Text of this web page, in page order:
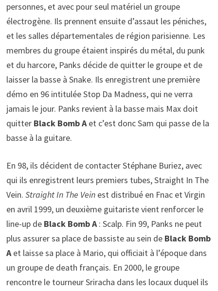
personnes, et avec pour seul matériel un groupe
électrogène. Ils prennent ensuite d’assaut les péniches,
et les salles départementales de région parisienne. Les
membres du groupe étaient inspirés du métal, du punk
et du harcore, Panks décide de quitter le groupe et de
laisser la basse à Snake. Ils enregistrent une première
démo en 96 intitulée Stop Da Madness, qui ne verra
jamais le jour. Panks revient à la basse mais Max doit
quitter Black Bomb Aet c’est donc Sam qui passe de la
basse à la guitare.
En 98, ils décident de contacter Stéphane Buriez, avec
qui ils enregistrent leurs premiers tubes, Straight In The
Vein. Straight In The Veinest distribué en Fnac et Virgin
en avril 1999, un deuxième guitariste vient renforcer le
line-up de Black Bomb A: Scalp. Fin 99, Panks ne peut
plus assurer sa place de bassiste au sein de Black Bomb
Aet laisse sa place à Mario, qui officiait à l’époque dans
un groupe de death français. En 2000, le groupe
rencontre le tourneur Sriracha dans les locaux duquel ils